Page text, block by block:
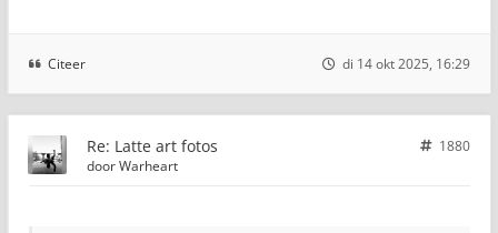
Citeer di 14 okt 2025, 16:29
Re: Latte art fotos
1880
doorWarheart